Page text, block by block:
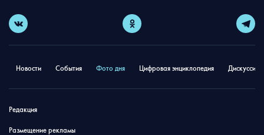
Новости События Фото дня Цифровая энциклопедия
Редакция
Размещение рекламы